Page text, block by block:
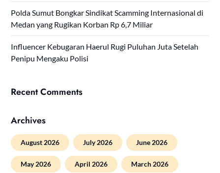
Polda Sumut Bongkar Sindikat Scamming Internasional di
Medan yang Rugikan Korban Rp 6,7 Miliar
Influencer Kebugaran Haerul Rugi Puluhan Juta Setelah
Penipu Mengaku Polisi
Recent Comments
Archives
August 2026 July 2026 June 2026
May 2026 April 2026 March 2026